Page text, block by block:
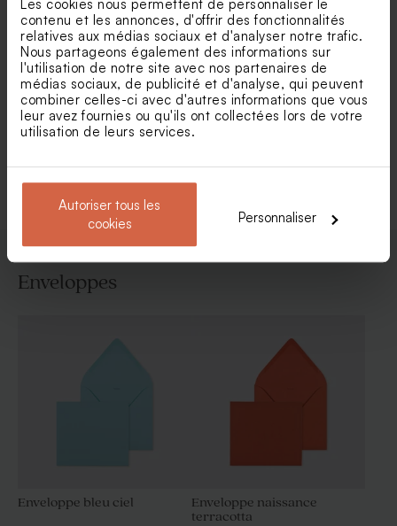
Les cookies nous permettent de personnaliser le
contenu et les annonces, d'offrir des fonctionnalités
relatives aux médias sociaux et d'analyser notre trafic.
Nous partageons également des informations sur
l'utilisation de notre site avec nos partenaires de
médias sociaux, de publicité et d'analyse, qui peuvent
combiner celles-ci avec d'autres informations que vous
leur avez fournies ou qu'ils ont collectées lors de votre
utilisation de leurs services.
Autoriser tous les
cookies
Personnaliser
Carte remerciement
naissance balade florale
Carte remerciement
baptême grosses fleurs
Voir toute la collection Carte
Enveloppes
Enveloppe bleu ciel
Enveloppe naissance
terracotta